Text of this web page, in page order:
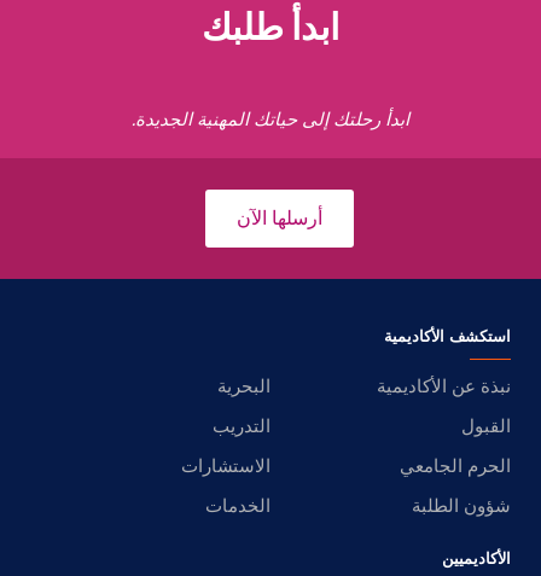
ابدأ طلبك
ابدأ رحلتك إلى حياتك المهنية الجديدة.
أرسلها الآن
استكشف الأكاديمية
نبذة عن الأكاديمية
البحرية
القبول
التدريب
الحرم الجامعي
الاستشارات
شؤون الطلبة
الخدمات
الأكاديميين